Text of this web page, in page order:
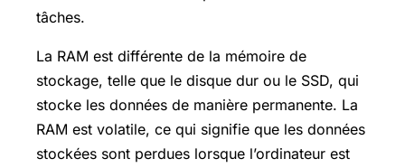
tâches.
La RAM est différente de la mémoire de
stockage, telle que le disque dur ou le SSD, qui
stocke les données de manière permanente. La
RAM est volatile, ce qui signifie que les données
stockées sont perdues lorsque l’ordinateur est